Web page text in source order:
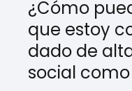
¿Cómo
que estoy
dado de
social